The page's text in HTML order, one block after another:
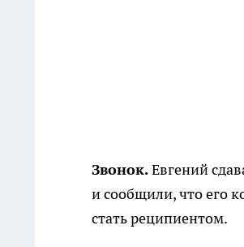
Звонок.Евгений
и сообщили, что его
стать реципиентом.